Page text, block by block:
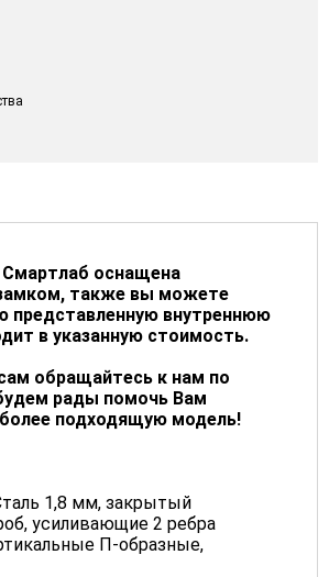
Смартлаб оснащена
также вы можете
представленную внутреннюю
в указанную стоимость.
обращайтесь к нам по
рады помочь Вам
подходящую модель!
1,8 мм, закрытый
усиливающие 2 ребра
П-образные,